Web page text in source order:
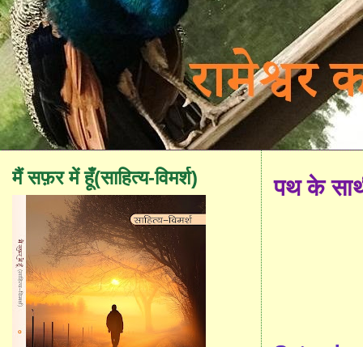
पथ के
मैं सफ़र में हूँ(साहित्य-विमर्श)